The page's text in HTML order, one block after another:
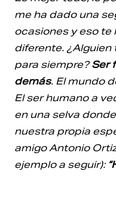
me ha dado una
ocasiones y eso
diferente.
para siempre?Ser
demás. El mundo
El ser humano a
en una selva
nuestra propia
amigo Antonio
ejemplo a seguir):